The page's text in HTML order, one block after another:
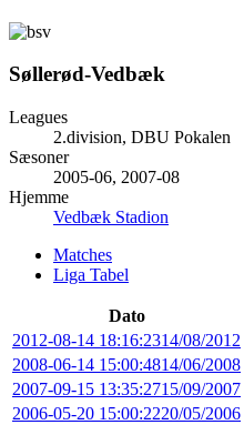
Søllerød-Vedbæk
Leagues
2.division, DBU Pokalen
Sæsoner
2005-06, 2007-08
Hjemme
Vedbæk Stadion
Matches
Liga Tabel
Dato
2012-08-14 18:16:2314/08/2012
2008-06-14 15:00:4814/06/2008
2007-09-15 13:35:2715/09/2007
2006-05-20 15:00:2220/05/2006